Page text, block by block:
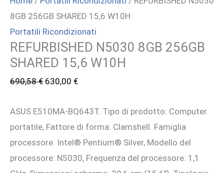
8GB 256GB SHARED 15,6 W10H
Portatili Ricondizionati
REFURBISHED N5030 8GB 256GB
SHARED 15,6 W10H
690,58€ Il
originale
era:
690,58 €.
630,00 €Il
attuale
è:
630,00 €.
ASUS E510MA-BQ643T. Tipo di prodotto: Computer
portatile, Fattore di forma: Clamshell. Famiglia
processore: Intel® Pentium® Silver, Modello del
processore: N5030, Frequenza del processore: 1,1